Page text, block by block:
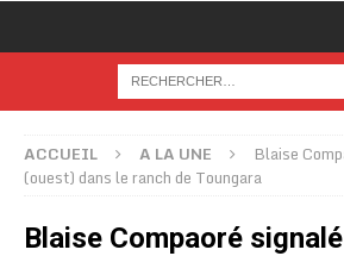
ACCUEIL A LA UNE
Blaise
(ouest) dans le ranch de Toungara
Blaise Compaoré